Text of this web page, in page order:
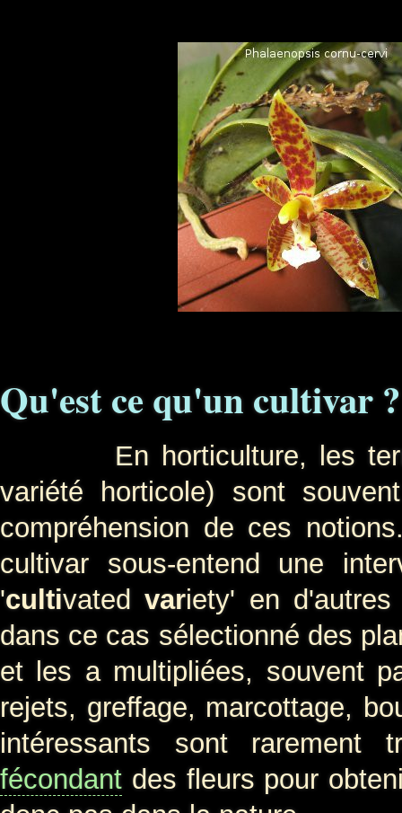
Qu'est ce qu'un cultivar ?
En horticulture, les
variété horticole) sont
compréhension de ces
cultivar sous-entend une
'cultivatedvariety' en
dans ce cas sélectionné des
et les a multipliées, souvent
rejets, greffage, marcottage,
intéressants sont rarement
fécondant des fleurs pour